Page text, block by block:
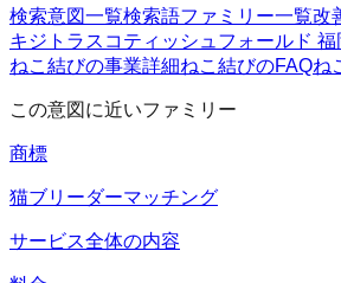
検索意図一覧検索語ファミリー一覧改
キジトラスコティッシュフォールド 福
ねこ結びの事業詳細ねこ結びのFAQね
この意図に近いファミリー
商標
猫ブリーダーマッチング
サービス全体の内容